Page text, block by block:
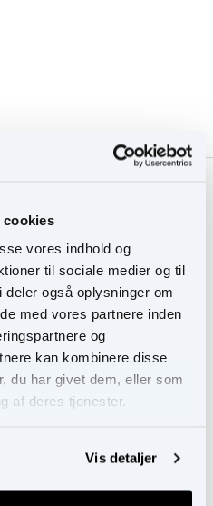
cookies
vores indhold og
til sociale medier og til
også oplysninger om
med vores partnere inden
og
kan kombinere disse
du har givet dem, eller som
af deres tjenester.
Vis detaljer
er tom
at handle
nuancerne sammen med
panden, kinderne og
penslen over den lyseste
og kindbenene. Brug